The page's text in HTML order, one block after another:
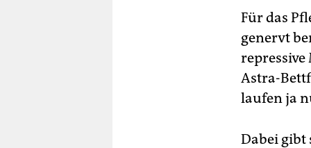
Für das
genervt
Astra-
laufen ja
Dabei gibt